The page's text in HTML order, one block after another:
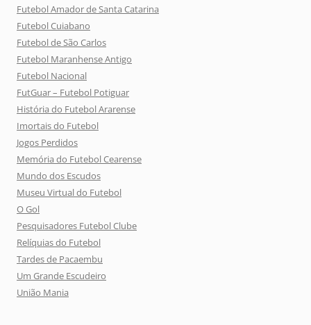
Futebol Amador de Santa Catarina
Futebol Cuiabano
Futebol de São Carlos
Futebol Maranhense Antigo
Futebol Nacional
FutGuar – Futebol Potiguar
História do Futebol Ararense
Imortais do Futebol
Jogos Perdidos
Memória do Futebol Cearense
Mundo dos Escudos
Museu Virtual do Futebol
O Gol
Pesquisadores Futebol Clube
Relíquias do Futebol
Tardes de Pacaembu
Um Grande Escudeiro
União Mania